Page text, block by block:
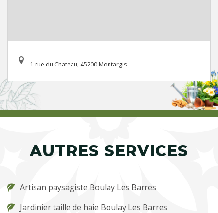
1 rue du Chateau, 45200 Montargis
AUTRES SERVICES
Artisan paysagiste Boulay Les Barres
Jardinier taille de haie Boulay Les Barres